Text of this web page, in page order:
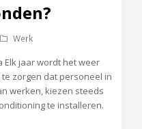
Werk
Elk jaar wordt het weer
zorgen dat personeel in
werken, kiezen steeds
te installeren.